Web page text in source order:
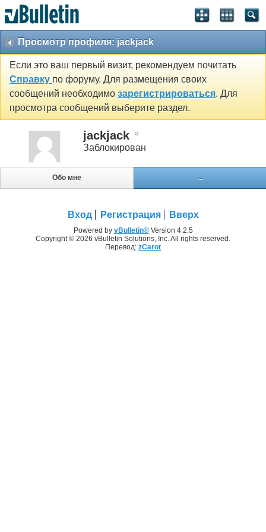
Просмотр профиля: jackjack
Если это ваш первый визит, рекомендуем почитать
Справку по форуму. Для размещения своих
сообщений необходимо зарегистрироваться. Для
просмотра сообщений выберите раздел.
jackjack
Заблокирован
Обо мне ...
Вход Регистрация Вверх
Powered by vBulletin®Version 4.2.5
Copyright © 2026 vBulletin Solutions, Inc. All rights reserved.
Перевод: zCarot